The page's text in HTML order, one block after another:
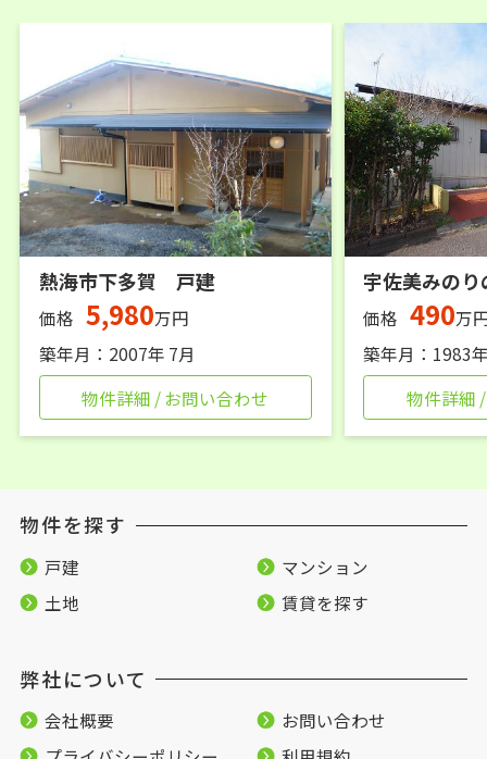
熱海市下多賀 戸建
価格 5,980万円
築年月：2007年 7月
物件詳細 / お問い合わせ
宇佐美みの
価格 490万
築年月：1983
物件詳細
物件を探す
戸建
マンション
土地
賃貸を探す
弊社について
会社概要
お問い合わせ